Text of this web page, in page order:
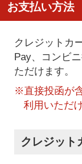
お支払い方法
クレジットカ
Pay、コンビ
ただけます。
※直接投函が
利用いただ
クレジット